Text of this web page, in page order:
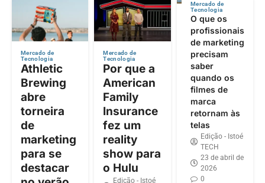
Mercado de
Tecnologia
Athletic
Brewing
abre
torneira
de
marketing
para se
destacar
Mercado de
Tecnologia
Por que a
American
Family
Insurance
fez um
reality
show para
o Hulu
Edição - Istoé
Mercado de
Tecnologia
O que os
profissionais
de marketing
precisam
saber
quando os
filmes de
marca
retornam às
telas
Edição - Istoé
TECH
23 de abril de
2026
0